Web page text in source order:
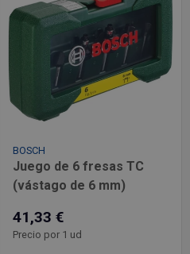
BOSCH
Juego de 6 fresas TC
(vástago de 6 mm)
41,33 €
Precio por 1 ud